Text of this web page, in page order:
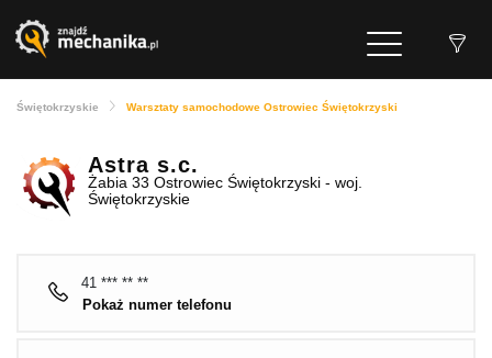
Świętokrzyskie Warsztaty samochodowe Ostrowiec Świętokrzyski
Astra s.c.
Żabia 33 Ostrowiec Świętokrzyski - woj.
Świętokrzyskie
41 *** ** **
Pokaż numer telefonu